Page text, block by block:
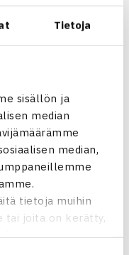
Tietoja
sisällön ja
median
median,
tietoja muihin
tai joita on kerätty,
tehdä 1.9.
näkyvät 2.–
ja nykyisellä